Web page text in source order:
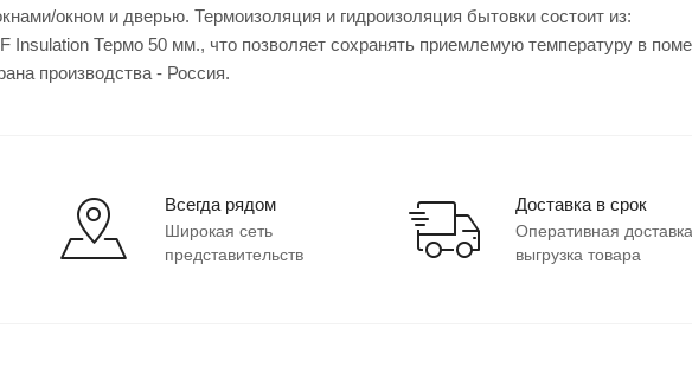
окном и дверью. Термоизоляция и гидроизоляция бытовки состоит из:
Insulation Термо 50 мм., что позволяет сохранять приемлемую температуру в
производства - Россия.
Всегда рядом
Широкая сеть
представительств
Доставка в срок
Оперативная
выгрузка товара